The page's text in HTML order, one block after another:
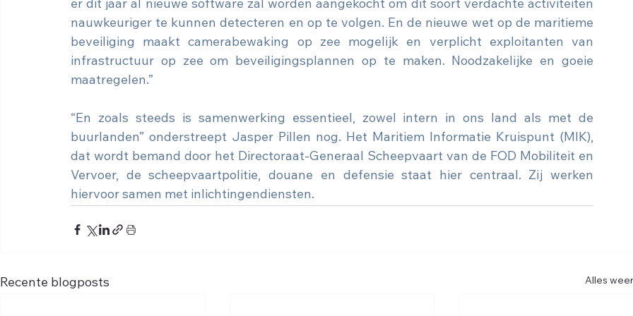
er dit jaar al nieuwe software zal worden aangekocht om dit soort verdachte activiteiten
nauwkeuriger te kunnen detecteren en op te volgen. En de nieuwe wet op de maritieme
beveiliging maakt camerabewaking op zee mogelijk en verplicht exploitanten van
infrastructuur op zee om beveiligingsplannen op te maken. Noodzakelijke en goeie
maatregelen.”
“En zoals steeds is samenwerking essentieel, zowel intern in ons land als met de
buurlanden” onderstreept Jasper Pillen nog. Het Maritiem Informatie Kruispunt (MIK),
dat wordt bemand door het Directoraat-Generaal Scheepvaart van de FOD Mobiliteit en
Vervoer, de scheepvaartpolitie, douane en defensie staat hier centraal. Zij werken
hiervoor samen met inlichtingendiensten.
Recente blogposts Alles